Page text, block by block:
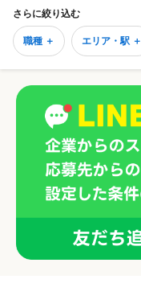
さらに絞り込む
職種 ＋ エリア・駅 ＋